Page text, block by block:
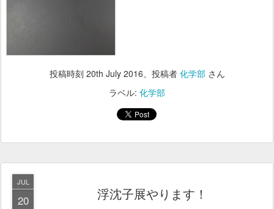
投稿時刻 20th July 2016、投稿者 化学部さん
ラベル: 化学部
JUL
20 浮沈子展やります！